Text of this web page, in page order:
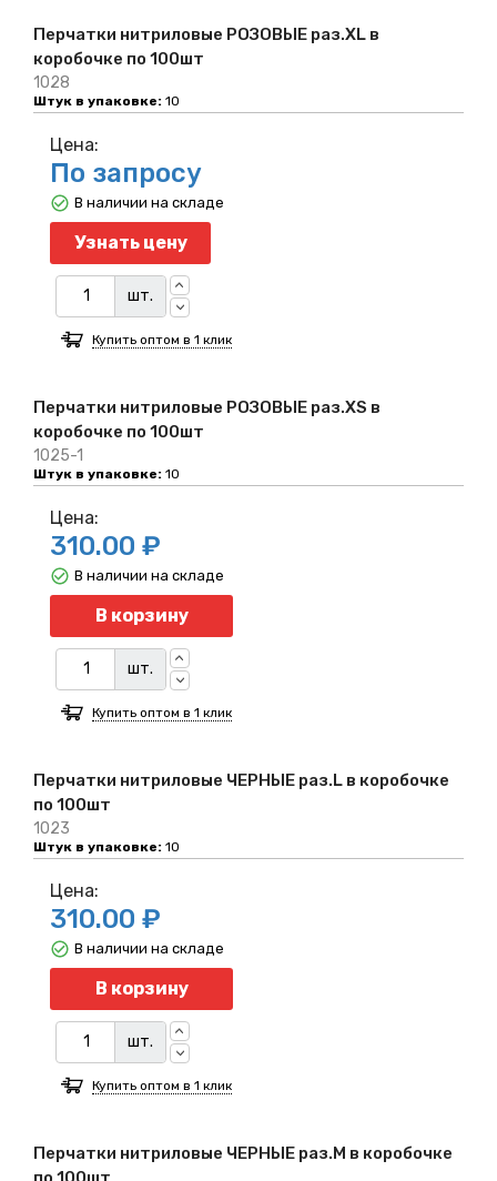
Перчатки нитриловые РОЗОВЫЕ раз.XL в
коробочке по 100шт
1028
Штук в упаковке: 10
Перчатки нитриловые РОЗОВЫЕ раз.XS в
коробочке по 100шт
1025-1
Штук в упаковке: 10
Цена:
По запросу
Узнать цену
шт.
В наличии на складе
Купить оптом в 1 клик
Перчатки нитриловые ЧЕРНЫЕ раз.L в коробочке
по 100шт
1023
Штук в упаковке: 10
Цена:
310.00 ₽
В корзину
шт.
В наличии на складе
Купить оптом в 1 клик
Перчатки нитриловые ЧЕРНЫЕ раз.M в коробочке
Цена:
310.00 ₽
В корзину
шт.
В наличии на складе
Купить оптом в 1 клик